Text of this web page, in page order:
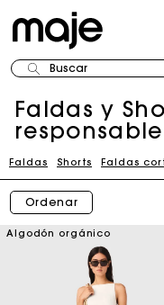
Buscar
Faldas y
Faldas Shorts Faldas
Ordenar
Algodón orgánico